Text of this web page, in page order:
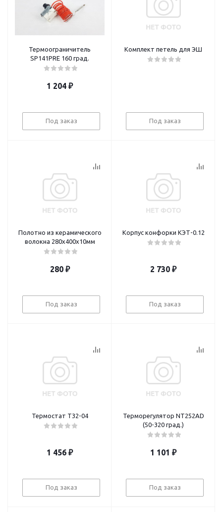
Термоограничитель
SP141PRE 160 град.
1 204 ₽
Под заказ
Комплект петель для ЭШ
Под заказ
Полотно из керамического
волокна 280х400х10мм
280₽
Под заказ
Корпус конфорки КЭТ-0.12
2 730 ₽
Под заказ
Термостат Т32-04
1 456 ₽
Под заказ
Терморегулятор NT252AD
(50-320 град.)
1 101 ₽
Под заказ